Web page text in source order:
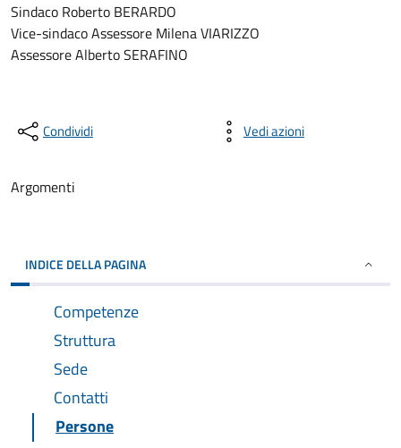
Sindaco Roberto BERARDO
Vice-sindaco Assessore Milena VIARIZZO
Assessore Alberto SERAFINO
Condividi Vedi azioni
Argomenti
INDICE DELLA PAGINA
Competenze
Struttura
Sede
Contatti
Persone